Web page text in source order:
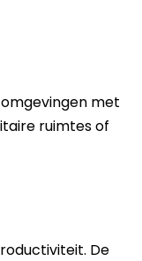
met
ruimtes of
De